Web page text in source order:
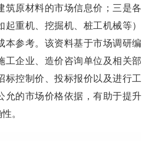
筑原材料的市场信息价；三是各
重机、挖掘机、桩工机械等）
本参考。该资料基于市场调研编
工企业、造价咨询单位及相关部
标控制价、投标报价以及进行工
允的市场价格依据，有助于提升
。